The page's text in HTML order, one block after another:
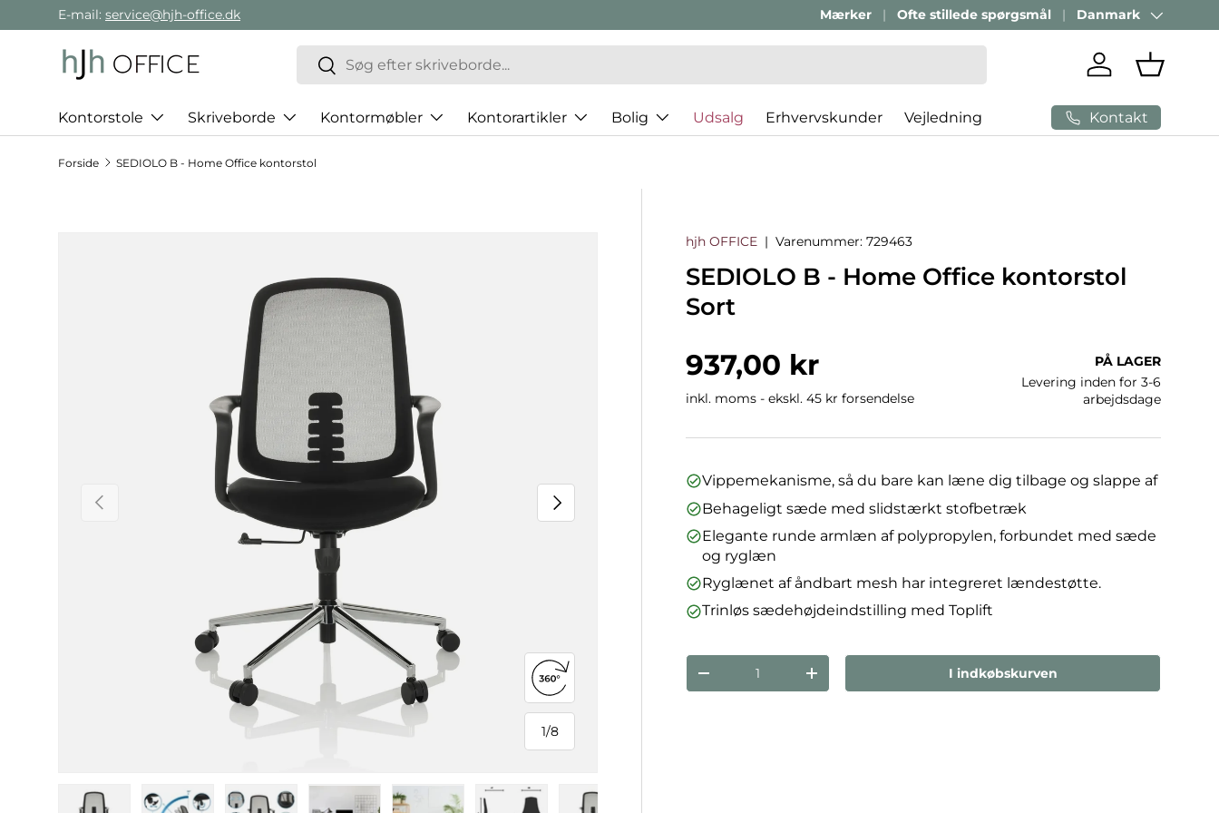
Gå direkte til indholdet
E-mail: service@hjh-office.dk Mærker Ofte stillede spørgsmål Land/Region
Danmark
Søg
Søg
Log ind
Kontorstole Skriveborde Kontormøbler Kontorartikler Bolig Udsalg Erhvervskunder Vejledning Kontakt
Forside SEDIOLO B - Home Office kontorstol
Forrige
1/
af
8
Næste
Åbn 360°-visning
hjh OFFICE |Varenummer: 729463
SEDIOLO B - Home Office kontorstol
Sort
Normalpris
937,00 kr
inkl. moms - ekskl. 45 kr forsendelse
PÅ LAGER
Levering inden for 3-6
arbejdsdage
Vippemekanisme, så du bare kan læne dig tilbage og slappe af
Behageligt sæde med slidstærkt stofbetræk
Elegante runde armlæn af polypropylen, forbundet med sæde
og ryglæn
Ryglænet af åndbart mesh har integreret lændestøtte.
Trinløs sædehøjdeindstilling med Toplift
Antal
Reducer mængdenForøg mængden I indkøbskurven